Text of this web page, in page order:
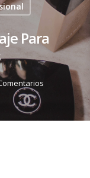
Para